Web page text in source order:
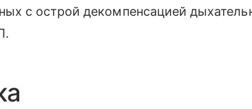
с острой декомпенсацией